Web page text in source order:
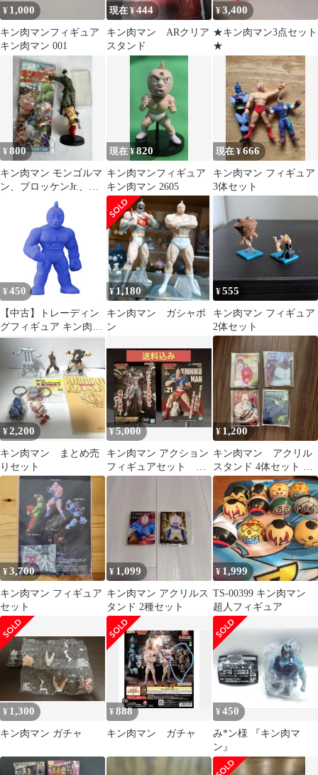
¥ 1,000
キン肉マンフィギュア
キン肉マン 001
現在 ¥444
キン肉マン ARクリア
スタンド
¥3,400
★キン肉マン3点セット
★
¥800
キン肉マン モンゴルマ
ン、ブロッケンJr.、ア
トランティスセット
現在 ¥820
キン肉マンフィギュア
キン肉マン 2605
現在 ¥666
キン肉マン フィギュア
3体セット
¥ 450
【中古】トレーディン
グフィギュア キン肉マ
ン(青ver.) 「キン肉マン
キンケシ23 ～完璧超人
始祖編～」
¥1,180
キン肉マン ガシャポ
ン
¥555
キン肉マン フィギュア
2体セット
¥2,200
キン肉マン まとめ売
りセット
¥5,000
キン肉マン アクション
フィギュアセット
BANDAI
¥ 1,200
キン肉マン アクリル
スタンド 4体セット ネ
プチューンマン 他
¥3,700
キン肉マン フィギュア
セット
¥ 1,099
キン肉マン アクリルス
タンド 2種セット
¥ 1,999
TS-00399 キン肉マン
超人フィギュア
¥ 1,300
キン肉マン ガチャ
¥888
キン肉マン ガチャ
¥ 450
み*ン様 『キン肉マ
ン』